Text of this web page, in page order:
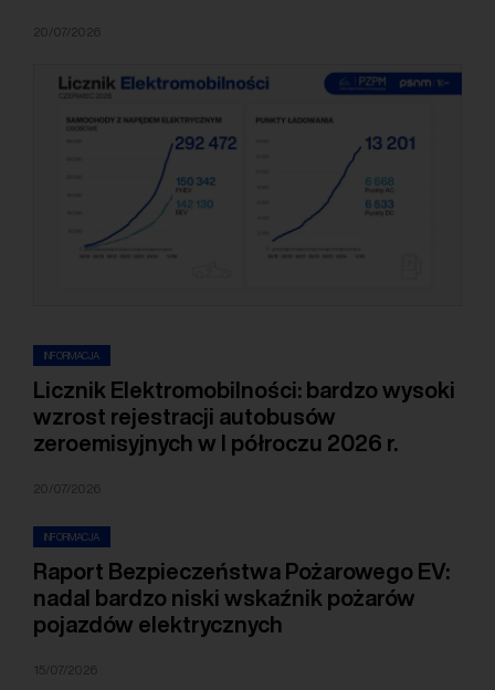
20/07/2026
INFORMACJA
Licznik Elektromobilności: bardzo wysoki
wzrost rejestracji autobusów
zeroemisyjnych w I półroczu 2026 r.
20/07/2026
INFORMACJA
Raport Bezpieczeństwa Pożarowego EV:
nadal bardzo niski wskaźnik pożarów
pojazdów elektrycznych
15/07/2026